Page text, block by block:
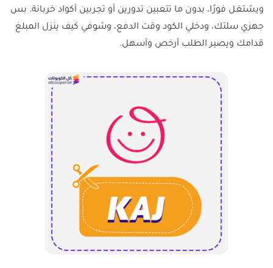
ويشتغل فورًا، بدون ما تتعبين تدورين أو تجربين أكواد خربانة. بس
جهزي سلتك، ودخلي الكود وقت الدفع، وشوفي كيف ينزل المبلغ
قدامك ويصير الطلب أرخص وأسهل.